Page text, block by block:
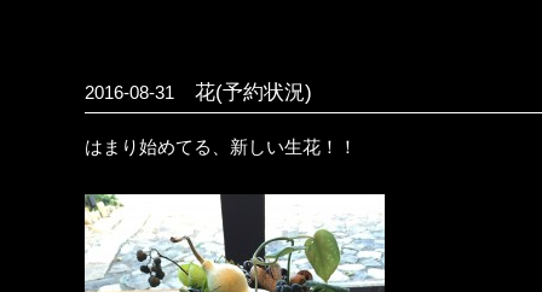
2016-08-31 花(予約状況)
はまり始めてる、新しい生花！！